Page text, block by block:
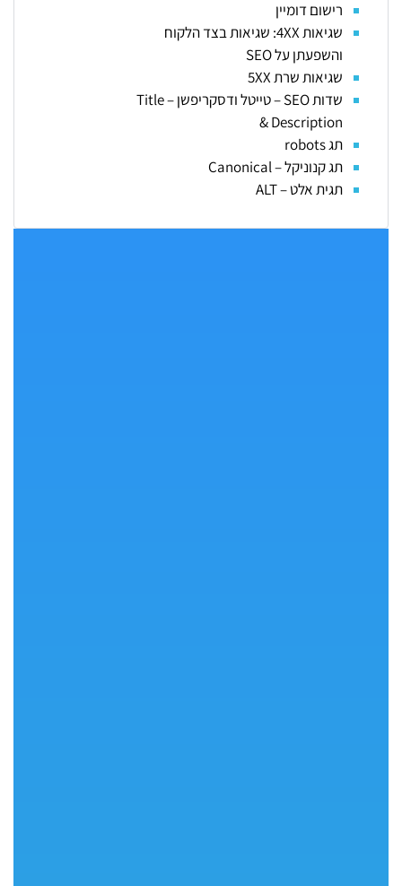
רישום דומיין
שגיאות 4XX: שגיאות בצד הלקוח
והשפעתן על SEO
שגיאות שרת 5XX
שדות SEO – טייטל ודסקריפשן – Title
& Description
תג robots
תג קנוניקל – Canonical
תגית אלט – ALT